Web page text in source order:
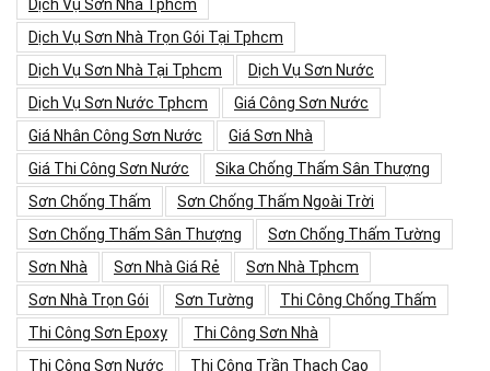
Dịch Vụ Sơn Nhà Tphcm
Dịch Vụ Sơn Nhà Trọn Gói Tại Tphcm
Dịch Vụ Sơn Nhà Tại Tphcm
Dịch Vụ Sơn Nước
Dịch Vụ Sơn Nước Tphcm
Giá Công Sơn Nước
Giá Nhân Công Sơn Nước
Giá Sơn Nhà
Giá Thi Công Sơn Nước
Sika Chống Thấm Sân Thượng
Sơn Chống Thấm
Sơn Chống Thấm Ngoài Trời
Sơn Chống Thấm Sân Thượng
Sơn Chống Thấm Tường
Sơn Nhà
Sơn Nhà Giá Rẻ
Sơn Nhà Tphcm
Sơn Nhà Trọn Gói
Sơn Tường
Thi Công Chống Thấm
Thi Công Sơn Epoxy
Thi Công Sơn Nhà
Thi Công Sơn Nước
Thi Công Trần Thạch Cao